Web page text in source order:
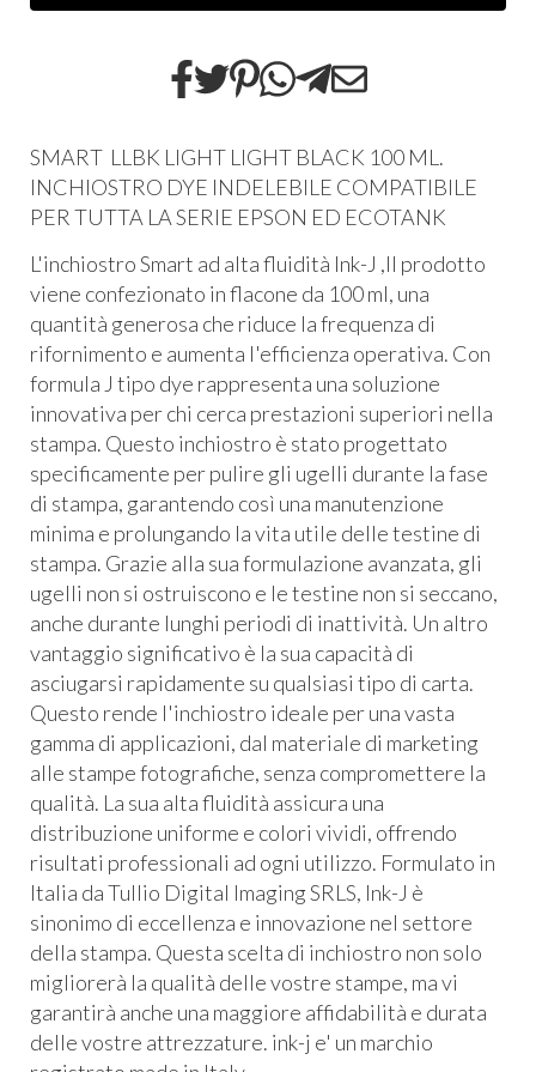
SMART LLBK LIGHT LIGHT BLACK 100 ML.
INCHIOSTRO DYE INDELEBILE COMPATIBILE
PER TUTTA LA SERIE EPSON ED ECOTANK
L'inchiostro Smart ad alta fluidità Ink-J ,Il prodotto
viene confezionato in flacone da 100 ml, una
quantità generosa che riduce la frequenza di
rifornimento e aumenta l'efficienza operativa. Con
formula J tipo dye rappresenta una soluzione
innovativa per chi cerca prestazioni superiori nella
stampa. Questo inchiostro è stato progettato
specificamente per pulire gli ugelli durante la fase
di stampa, garantendo così una manutenzione
minima e prolungando la vita utile delle testine di
stampa. Grazie alla sua formulazione avanzata, gli
ugelli non si ostruiscono e le testine non si seccano,
anche durante lunghi periodi di inattività. Un altro
vantaggio significativo è la sua capacità di
asciugarsi rapidamente su qualsiasi tipo di carta.
Questo rende l'inchiostro ideale per una vasta
gamma di applicazioni, dal materiale di marketing
alle stampe fotografiche, senza compromettere la
qualità. La sua alta fluidità assicura una
distribuzione uniforme e colori vividi, offrendo
risultati professionali ad ogni utilizzo. Formulato in
Italia da Tullio Digital Imaging SRLS, Ink-J è
sinonimo di eccellenza e innovazione nel settore
della stampa. Questa scelta di inchiostro non solo
migliorerà la qualità delle vostre stampe, ma vi
garantirà anche una maggiore affidabilità e durata
delle vostre attrezzature. ink-j e' un marchio